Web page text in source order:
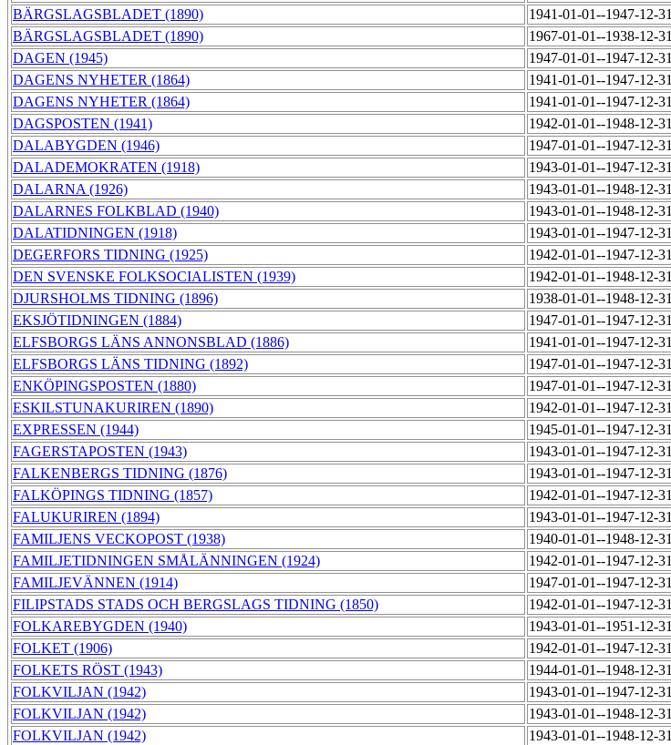
BÄRGSLAGSBLADET (1890) 1941-01-01--1947-12-31
BÄRGSLAGSBLADET (1890) 1967-01-01--1938-12-31
DAGEN (1945) 1947-01-01--1947-12-31
DAGENS NYHETER (1864) 1941-01-01--1947-12-31
DAGENS NYHETER (1864) 1941-01-01--1947-12-31
DAGSPOSTEN (1941) 1942-01-01--1948-12-31
DALABYGDEN (1946) 1947-01-01--1947-12-31
DALADEMOKRATEN (1918) 1943-01-01--1947-12-31
DALARNA (1926) 1943-01-01--1948-12-31
DALARNES FOLKBLAD (1940) 1943-01-01--1948-12-31
DALATIDNINGEN (1918) 1943-01-01--1947-12-31
DEGERFORS TIDNING (1925) 1942-01-01--1947-12-31
DEN SVENSKE FOLKSOCIALISTEN (1939) 1942-01-01--1948-12-31
DJURSHOLMS TIDNING (1896) 1938-01-01--1948-12-31
EKSJÖTIDNINGEN (1884) 1947-01-01--1947-12-31
ELFSBORGS LÄNS ANNONSBLAD (1886) 1941-01-01--1947-12-31
ELFSBORGS LÄNS TIDNING (1892) 1947-01-01--1947-12-31
ENKÖPINGSPOSTEN (1880) 1947-01-01--1947-12-31
ESKILSTUNAKURIREN (1890) 1942-01-01--1947-12-31
EXPRESSEN (1944) 1945-01-01--1947-12-31
FAGERSTAPOSTEN (1943) 1943-01-01--1947-12-31
FALKENBERGS TIDNING (1876) 1943-01-01--1947-12-31
FALKÖPINGS TIDNING (1857) 1942-01-01--1947-12-31
FALUKURIREN (1894) 1943-01-01--1947-12-31
FAMILJENS VECKOPOST (1938) 1940-01-01--1948-12-31
FAMILJETIDNINGEN SMÅLÄNNINGEN (1924) 1942-01-01--1947-12-31
FAMILJEVÄNNEN (1914) 1947-01-01--1947-12-31
FILIPSTADS STADS OCH BERGSLAGS TIDNING (1850) 1942-01-01--1947-12-31
FOLKAREBYGDEN (1940) 1943-01-01--1951-12-31
FOLKET (1906) 1942-01-01--1947-12-31
FOLKETS RÖST (1943) 1944-01-01--1948-12-31
FOLKVILJAN (1942) 1943-01-01--1947-12-31
FOLKVILJAN (1942) 1943-01-01--1948-12-31
FOLKVILJAN (1942) 1943-01-01--1948-12-31